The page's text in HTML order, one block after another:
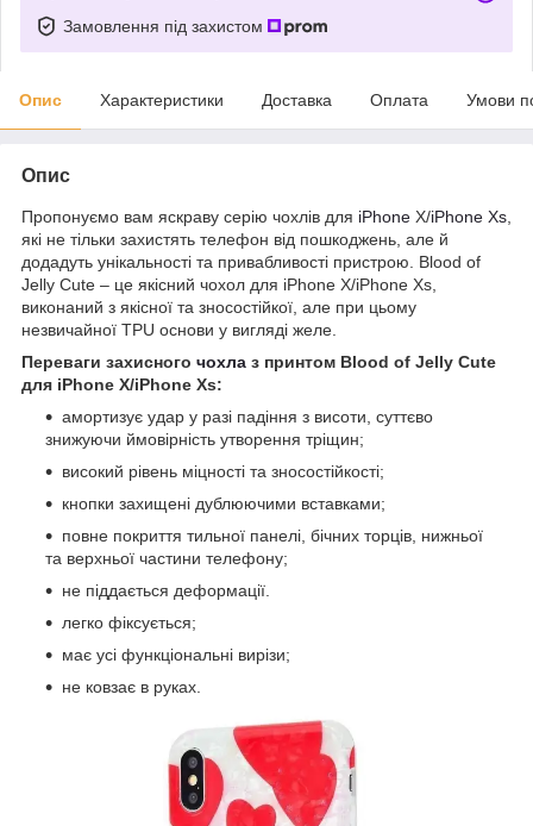
Замовлення під захистом
Опис Характеристики Доставка Оплата Умови
Опис
Пропонуємо вам яскраву серію чохлів для iPhone X/iPhone Xs
які не тільки захистять телефон від пошкоджень, але й
додадуть унікальності та привабливості пристрою. Blood of
Jelly Cute – це якісний чохол для iPhone X/iPhone Xs,
виконаний з якісної та зносостійкої, але при цьому
незвичайної TPU основи у вигляді желе.
Переваги захисного чохла з принтом Blood of Jelly Cute
для iPhone X/iPhone Xs:
амортизує удар у разі падіння з висоти, суттєво
знижуючи ймовірність утворення тріщин;
високий рівень міцності та зносостійкості;
кнопки захищені дублюючими вставками;
повне покриття тильної панелі, бічних торців, нижньої
та верхньої частини телефону;
не піддається деформації.
легко фіксується;
має усі функціональні вирізи;
не ковзає в руках.